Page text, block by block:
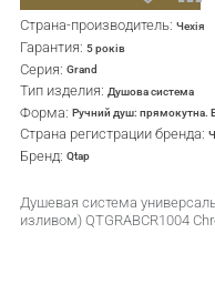
Страна-производитель: Чехія
Гарантия: 5 років
Серия: Grand
Тип изделия: Душова система
Форма: Ручний душ: прямокутна.
Страна регистрации бренда:
Бренд: Qtap
Душевая система
изливом) QTGRABCR1004